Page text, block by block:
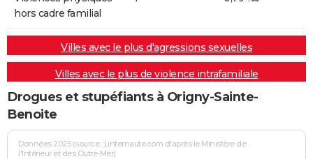
hors cadre familial
Villes avec le plus d'agressions sexuelles
Villes avec le plus de violence intrafamiliale
Drogues et stupéfiants à Origny-Sainte-
Benoite
Données 2025 (source : Linternaute.com d'après le Ministère de
l'Intérieur et des Outre-Mer)